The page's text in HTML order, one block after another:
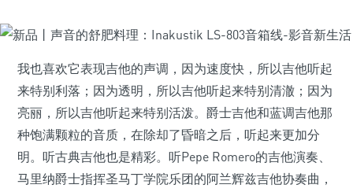
我也喜欢它表现吉他的声调，因为速度快，所以吉他听起
来特别利落；因为透明，所以吉他听起来特别清澈；因为
亮丽，所以吉他听起来特别活泼。爵士吉他和蓝调吉他那
种饱满颗粒的音质，在除却了昏暗之后，听起来更加分
明。听古典吉他也是精彩。听Pepe Romero的吉他演奏、
马里纳爵士指挥圣马丁学院乐团的阿兰辉兹吉他协奏曲，